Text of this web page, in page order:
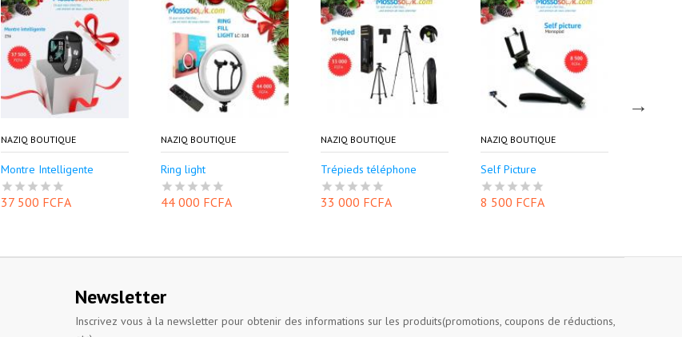
NAZIQ BOUTIQUE
Montre Intelligente
37 500 FCFA
NAZIQ BOUTIQUE
Ring light
44 000 FCFA
NAZIQ BOUTIQUE
Trépieds téléphone
33 000 FCFA
NAZIQ BOUTIQUE
Self Picture
8 500 FCFA
Newsletter
Inscrivez vous à la newsletter pour obtenir des informations sur les produits(promotions, coupons de réductions,